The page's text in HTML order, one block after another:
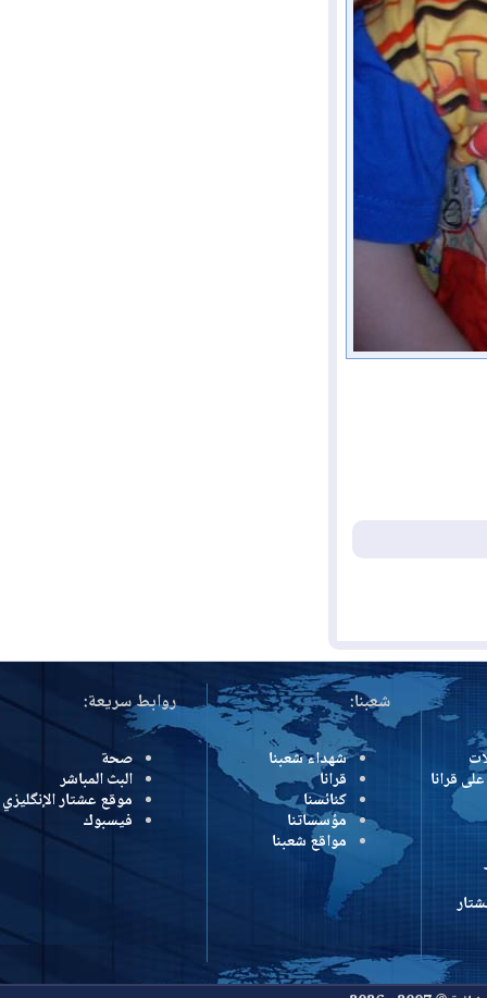
شعبنا:
شهداء شعبنا
قرانا
كنائسنا
مؤسساتنا
مواقع شعبنا
روابط سريعة:
صحة
البث المباشر
موقع عشتار الإنگليزي
فيسبوك